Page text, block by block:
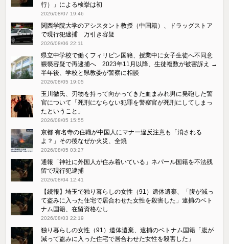
行）」による検挙は初
2026/08/07 19:46
関西学院大学のアシスタント教授（中国籍）、ドラッグストア
で現行犯逮捕 万引き容疑
2026/08/06 22:11
県立中学校で働くフィリピン国籍、授業中に女子生徒へ不同意
猥褻容疑で再逮捕へ 2023年11月以降、生徒複数が被害訴え →
半年後、学校と県教委が警察に相談
2026/08/05 19:05
玉川徹氏、刃物を持って向かってきた血まみれ男に発砲した警
官について「死刑にならない犯罪を警察官が死刑にしてしまっ
たということ」
2026/08/05 15:55
京都 有名寺の住職が中国人にマナー違反注意も「消される
よ？」その後なぜか火災、全焼
2026/08/05 03:27
通報「神社に外国人が住み着いている」ネパール国籍を不法残
留で現行犯逮捕
2026/08/04 12:41
【続報】埼玉で独り暮らしの女性（91）遺体遺棄、「腹が減っ
て盗みに入った住宅で居合わせた女性を殺害した」逮捕のベト
ナム国籍、在留資格なし
2026/08/03 22:19
独り暮らしの女性（91）遺体遺棄、逮捕のベトナム国籍「腹が
減って盗みに入った住宅で居合わせた女性を殺害した」